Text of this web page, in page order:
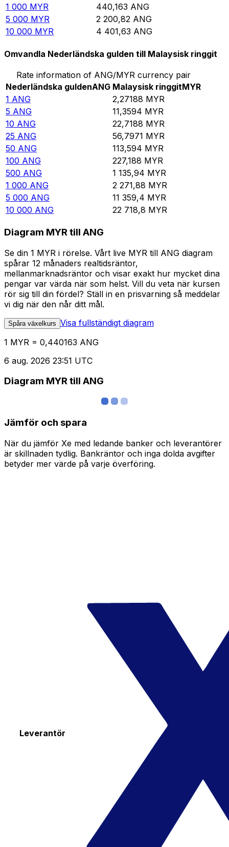
1 000 MYR 440,163 ANG
5 000 MYR 2 200,82 ANG
10 000 MYR 4 401,63 ANG
Omvandla Nederländska gulden till Malaysisk ringgit
Rate information of ANG/MYR currency pair
Nederländska guldenANG Malaysisk ringgitMYR
1 ANG 2,27188 MYR
5 ANG 11,3594 MYR
10 ANG 22,7188 MYR
25 ANG 56,7971 MYR
50 ANG 113,594 MYR
100 ANG 227,188 MYR
500 ANG 1 135,94 MYR
1 000 ANG 2 271,88 MYR
5 000 ANG 11 359,4 MYR
10 000 ANG 22 718,8 MYR
Diagram MYR till ANG
Se din 1 MYR i rörelse. Vårt live MYR till ANG diagram
spårar 12 månaders realtidsräntor,
mellanmarknadsräntor och visar exakt hur mycket dina
pengar var värda när som helst. Vill du veta när kursen
rör sig till din fördel? Ställ in en prisvarning så meddelar
vi dig när den når ditt mål.
Spåra växelkurs Visa fullständigt diagram
1 MYR = 0,440163 ANG
6 aug. 2026 23:51 UTC
Diagram MYR till ANG
Jämför och spara
När du jämför Xe med ledande banker och leverantörer
är skillnaden tydlig. Bankräntor och inga dolda avgifter
betyder mer värde på varje överföring.
Leverantör